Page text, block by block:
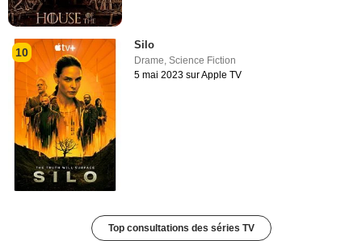
10
Silo
Drame,Science Fiction
5 mai 2023 sur Apple TV
Top consultations des séries TV